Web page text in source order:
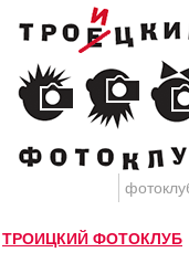
ТРОИЦКИЙ ФОТОКЛУБ